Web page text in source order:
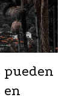
pueden
en